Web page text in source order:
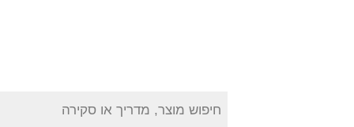
חיפוש מוצר, מדריך או סקירה